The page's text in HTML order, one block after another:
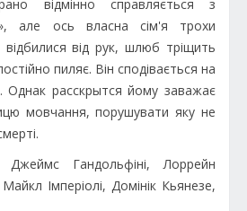
відмінно справляється з
але ось власна сім'я трохи
відбилися від рук, шлюб тріщить
пиляє. Він сподівається на
Однак расскрытся йому заважає
мовчання, порушувати яку не
Джеймс Гандольфіні, Лоррейн
Імперіолі, Домінік Кьянезе,